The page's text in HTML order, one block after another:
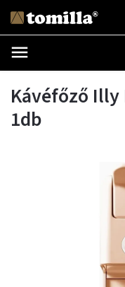
Kávéfőző Illy
1db